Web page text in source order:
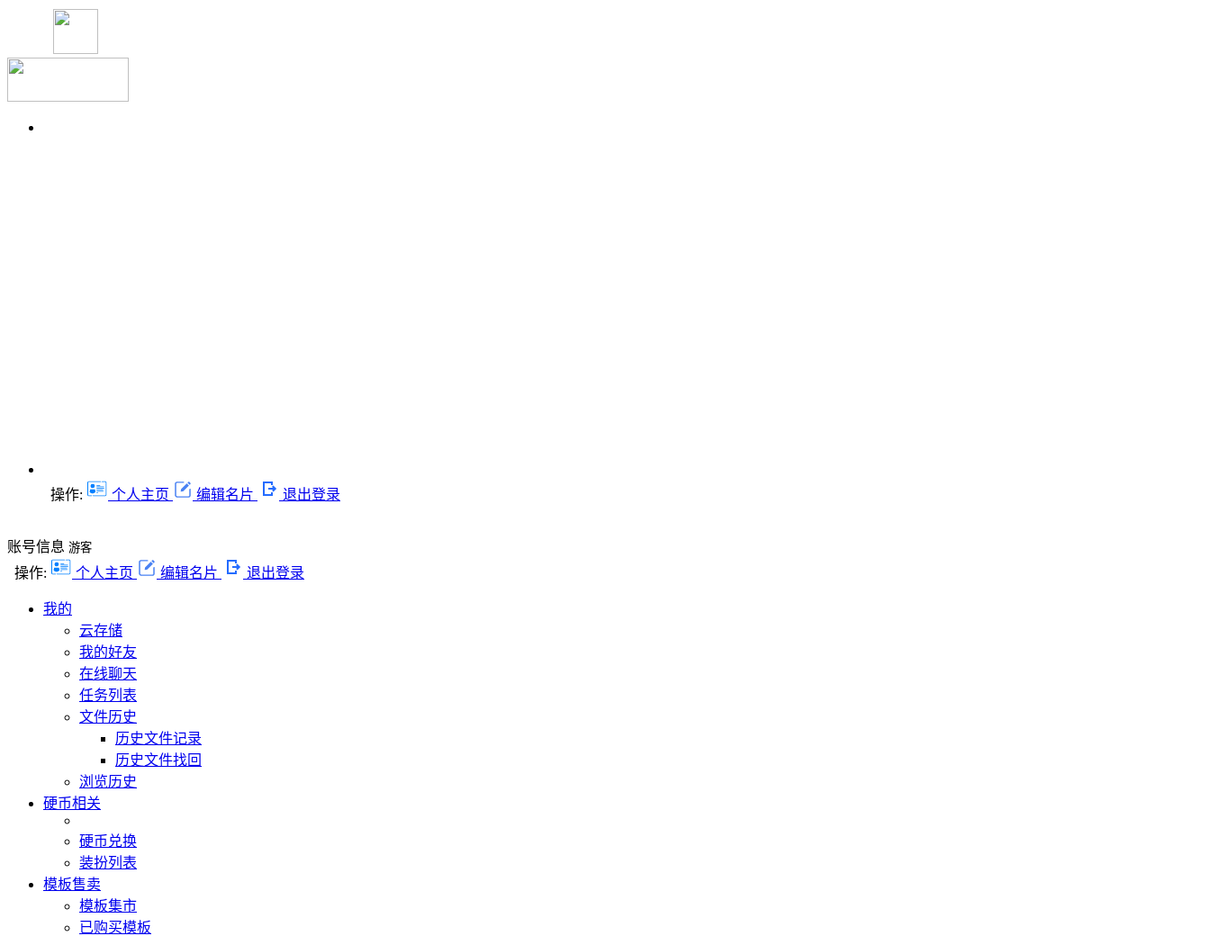
操作: 个人主页 编辑名片 退出登录
账号信息 游客
操作: 个人主页 编辑名片 退出登录
我的
云存储
我的好友
在线聊天
任务列表
文件历史
历史文件记录
历史文件找回
浏览历史
硬币相关
硬币兑换
装扮列表
模板售卖
模板集市
已购买模板